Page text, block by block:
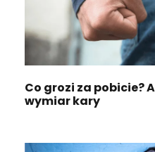
Co grozi za pobicie?
wymiar kary